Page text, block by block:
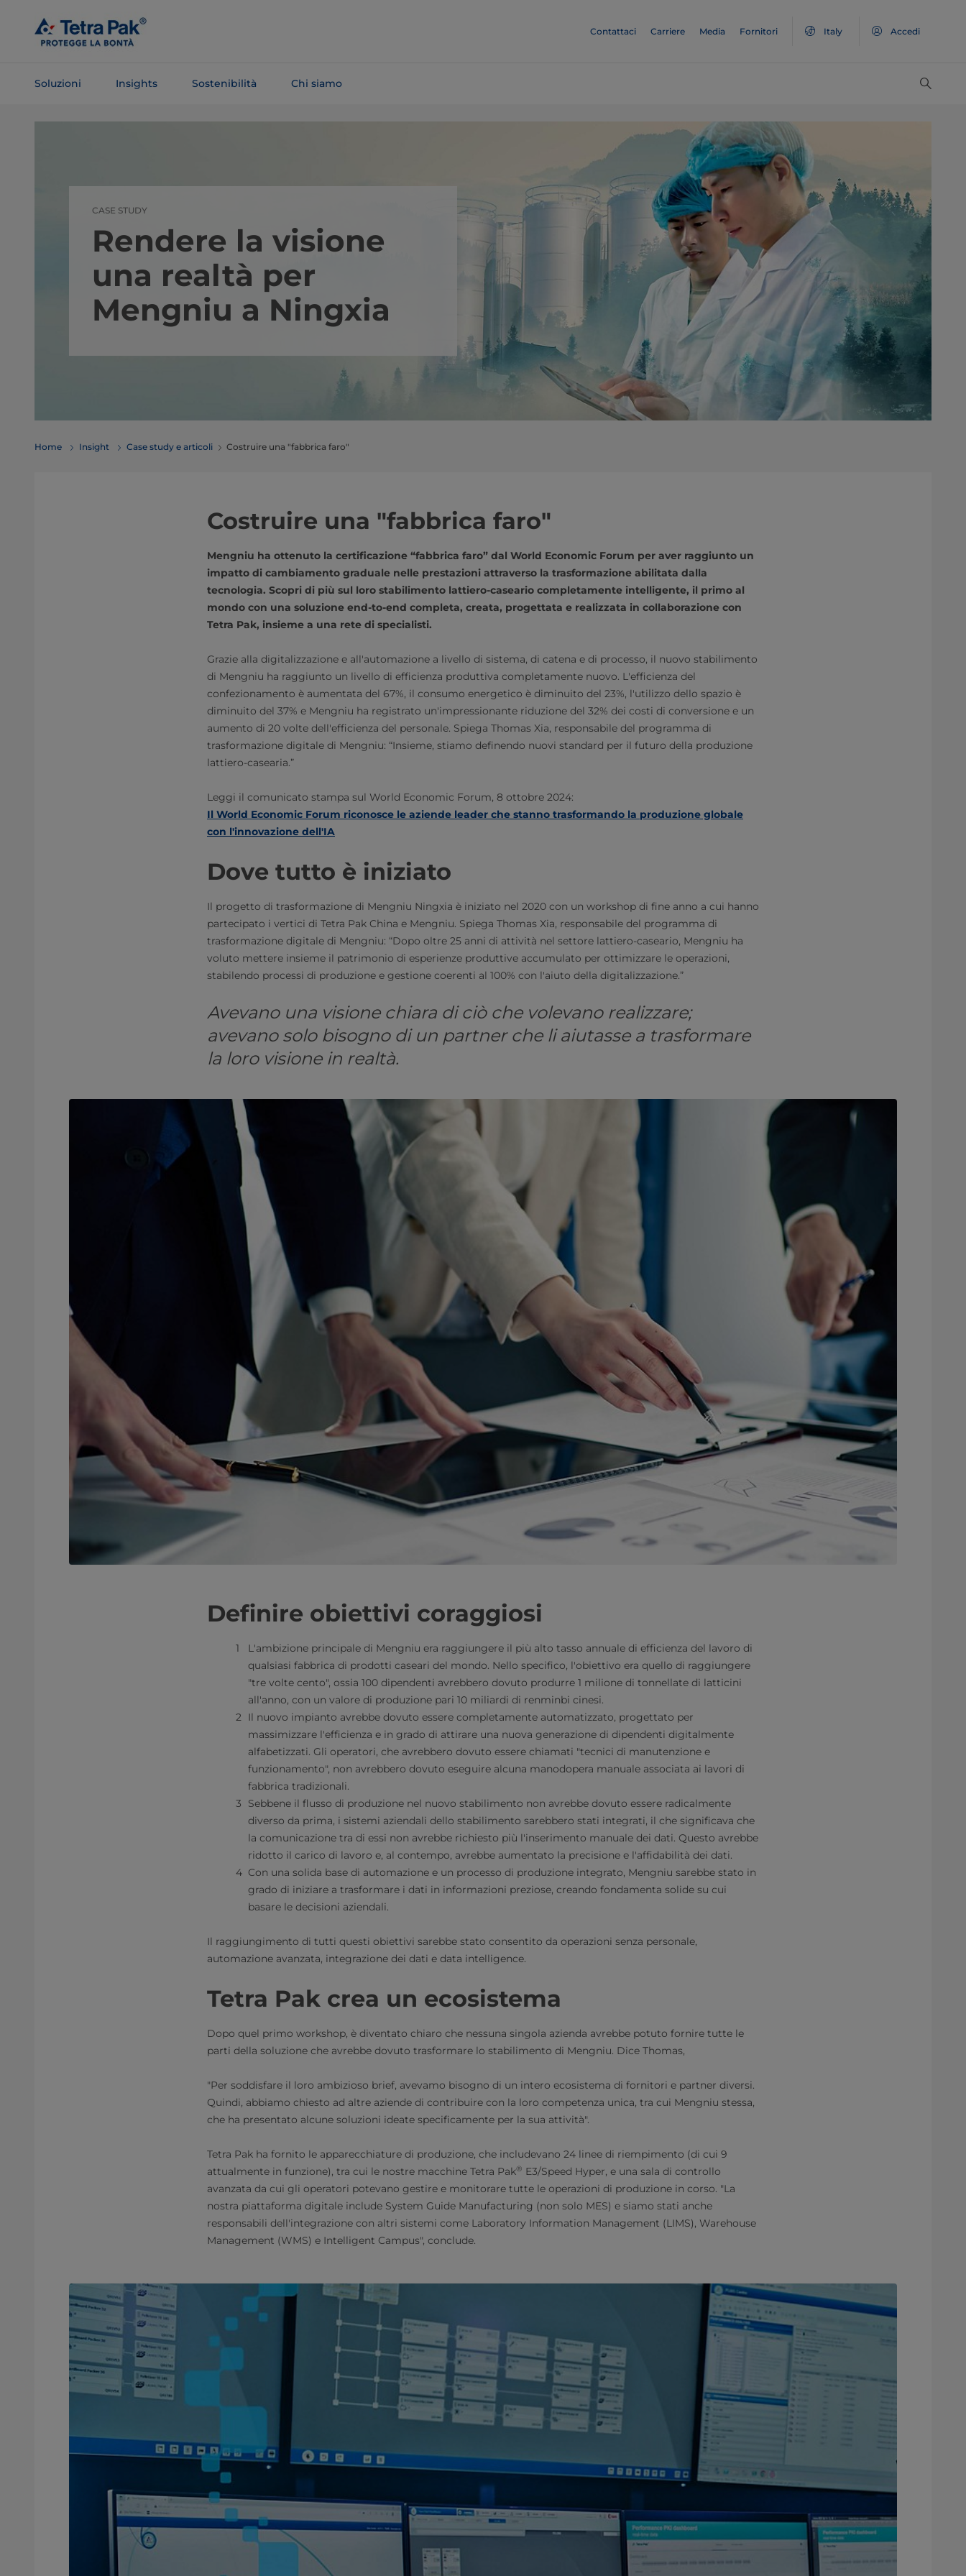
contenuto
principale
Contattaci Carriere Media Fornitori Italy Accedi
Soluzioni Insights Sostenibilità Chi siamo
CASE STUDY
Rendere la visione
una realtà per
Mengniu a Ningxia
Home Insight Case study e articoli Costruire una "fabbrica faro"
Costruire una "fabbrica faro"
Mengniu ha ottenuto la certificazione “fabbrica faro” dal World Economic Forum per aver raggiunto un
impatto di cambiamento graduale nelle prestazioni attraverso la trasformazione abilitata dalla
tecnologia. Scopri di più sul loro stabilimento lattiero-caseario completamente intelligente, il primo al
mondo con una soluzione end-to-end completa, creata, progettata e realizzata in collaborazione con
Tetra Pak, insieme a una rete di specialisti.
Grazie alla digitalizzazione e all'automazione a livello di sistema, di catena e di processo, il nuovo stabilimento
di Mengniu ha raggiunto un livello di efficienza produttiva completamente nuovo. L'efficienza del
confezionamento è aumentata del 67%, il consumo energetico è diminuito del 23%, l'utilizzo dello spazio è
diminuito del 37% e Mengniu ha registrato un'impressionante riduzione del 32% dei costi di conversione e un
aumento di 20 volte dell'efficienza del personale. Spiega Thomas Xia, responsabile del programma di
trasformazione digitale di Mengniu: “Insieme, stiamo definendo nuovi standard per il futuro della produzione
lattiero-casearia.”
Leggi il comunicato stampa sul World Economic Forum, 8 ottobre 2024:
Il World Economic Forum riconosce le aziende leader che stanno trasformando la produzione globale
con l'innovazione dell'IA
Dove tutto è iniziato
Il progetto di trasformazione di Mengniu Ningxia è iniziato nel 2020 con un workshop di fine anno a cui hanno
partecipato i vertici di Tetra Pak China e Mengniu. Spiega Thomas Xia, responsabile del programma di
trasformazione digitale di Mengniu: “Dopo oltre 25 anni di attività nel settore lattiero-caseario, Mengniu ha
voluto mettere insieme il patrimonio di esperienze produttive accumulato per ottimizzare le operazioni,
stabilendo processi di produzione e gestione coerenti al 100% con l'aiuto della digitalizzazione.”
Avevano una visione chiara di ciò che volevano realizzare;
avevano solo bisogno di un partner che li aiutasse a trasformare
la loro visione in realtà.
Definire obiettivi coraggiosi
L'ambizione principale di Mengniu era raggiungere il più alto tasso annuale di efficienza del lavoro di
qualsiasi fabbrica di prodotti caseari del mondo. Nello specifico, l'obiettivo era quello di raggiungere
"tre volte cento", ossia 100 dipendenti avrebbero dovuto produrre 1 milione di tonnellate di latticini
all'anno, con un valore di produzione pari 10 miliardi di renminbi cinesi.
Il nuovo impianto avrebbe dovuto essere completamente automatizzato, progettato per
massimizzare l'efficienza e in grado di attirare una nuova generazione di dipendenti digitalmente
alfabetizzati. Gli operatori, che avrebbero dovuto essere chiamati "tecnici di manutenzione e
funzionamento", non avrebbero dovuto eseguire alcuna manodopera manuale associata ai lavori di
fabbrica tradizionali.
Sebbene il flusso di produzione nel nuovo stabilimento non avrebbe dovuto essere radicalmente
diverso da prima, i sistemi aziendali dello stabilimento sarebbero stati integrati, il che significava che
la comunicazione tra di essi non avrebbe richiesto più l'inserimento manuale dei dati. Questo avrebbe
ridotto il carico di lavoro e, al contempo, avrebbe aumentato la precisione e l'affidabilità dei dati.
Con una solida base di automazione e un processo di produzione integrato, Mengniu sarebbe stato in
grado di iniziare a trasformare i dati in informazioni preziose, creando fondamenta solide su cui
basare le decisioni aziendali.
Il raggiungimento di tutti questi obiettivi sarebbe stato consentito da operazioni senza personale,
automazione avanzata, integrazione dei dati e data intelligence.
Tetra Pak crea un ecosistema
Dopo quel primo workshop, è diventato chiaro che nessuna singola azienda avrebbe potuto fornire tutte le
parti della soluzione che avrebbe dovuto trasformare lo stabilimento di Mengniu. Dice Thomas,
"Per soddisfare il loro ambizioso brief, avevamo bisogno di un intero ecosistema di fornitori e partner diversi.
Quindi, abbiamo chiesto ad altre aziende di contribuire con la loro competenza unica, tra cui Mengniu stessa,
che ha presentato alcune soluzioni ideate specificamente per la sua attività".
Tetra Pak ha fornito le apparecchiature di produzione, che includevano 24 linee di riempimento (di cui 9
attualmente in funzione), tra cui le nostre macchine Tetra Pak® E3/Speed Hyper, e una sala di controllo
avanzata da cui gli operatori potevano gestire e monitorare tutte le operazioni di produzione in corso. "La
nostra piattaforma digitale include System Guide Manufacturing (non solo MES) e siamo stati anche
responsabili dell'integrazione con altri sistemi come Laboratory Information Management (LIMS), Warehouse
Management (WMS) e Intelligent Campus", conclude.